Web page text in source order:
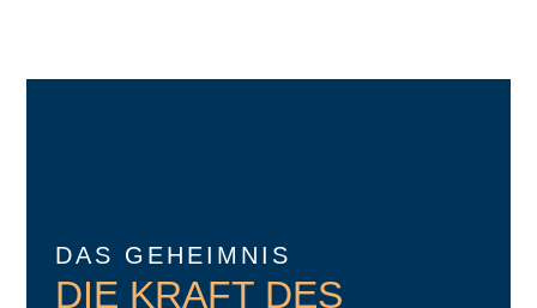
DAS GEHEIMNIS
DIE KRAFT DES